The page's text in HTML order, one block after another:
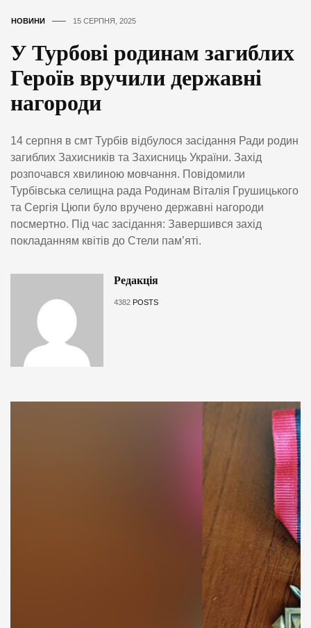
НОВИНИ 15 СЕРПНЯ, 2025
У Турбові родинам загиблих
Героїв вручили державні
нагороди
14 серпня в смт Турбів відбулося засідання Ради родин
загиблих Захисників та Захисниць України. Захід
розпочався хвилиною мовчання. Повідомили
Турбівська селищна рада Родинам Віталія Грушицького
та Сергія Цюпи було вручено державні нагороди
посмертно. Під час засідання: Завершився захід
покладанням квітів до Стели пам’яті.
Редакція
4382 POSTS